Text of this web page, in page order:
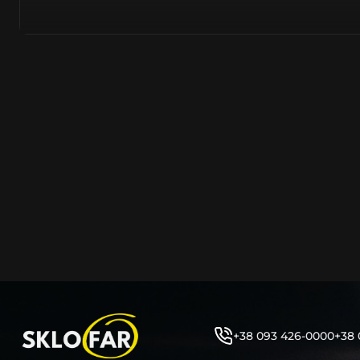
Цілком зрозуміло, що далеко не завжди потрібна повна
як це часто пропонують автосервіси та автодилери.
заощадити та придбати тільки те, що потребує
+38 093 426-0000+38